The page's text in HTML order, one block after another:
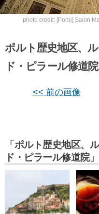
photo credit: [Porto] Salon
ポルト歴史地区、
ド・ピラール修道院
<< 前の画像
「ポルト歴史地区、
ド・ピラール修道院